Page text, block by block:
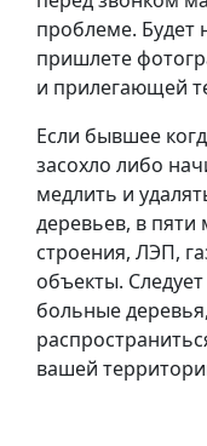
проблеме. Будет
пришлете
и прилегающей
Если бывшее
засохло либо
медлить и
деревьев, в пяти
строения, ЛЭП,
объекты.
больные
вашей